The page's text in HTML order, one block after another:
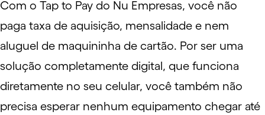
Com o Tap to Pay do Nu Empresas, você não
paga taxa de aquisição, mensalidade e nem
aluguel de maquininha de cartão. Por ser uma
solução completamente digital, que funciona
diretamente no seu celular, você também não
precisa esperar nenhum equipamento chegar até